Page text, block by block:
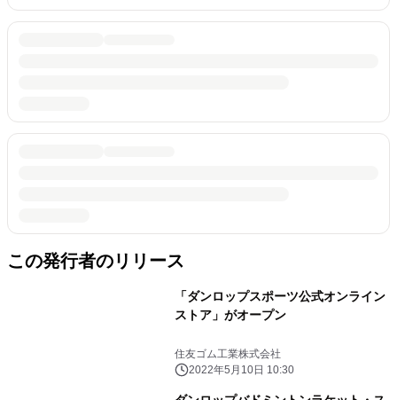
この発行者のリリース
「ダンロップスポーツ公式オンライン
ストア」がオープン
住友ゴム工業株式会社
2022年5月10日 10:30